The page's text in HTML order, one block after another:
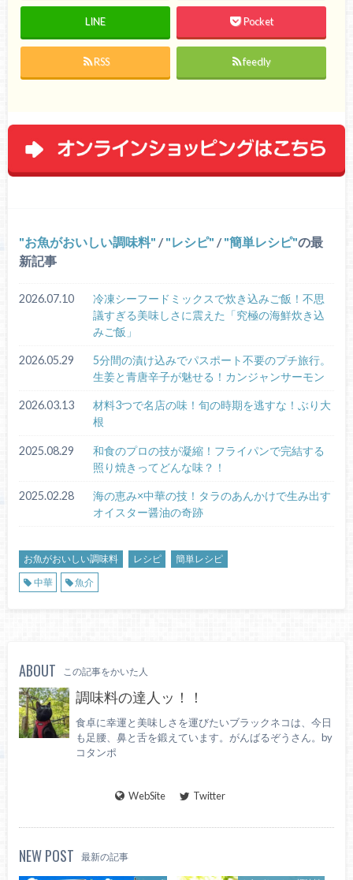
LINE Pocket
RSS feedly
お魚がおいしい調味料 / レシピ / 簡単レシピ の最
新記事
2026.07.10
冷凍シーフードミックスで炊き込みご飯！不思
議すぎる美味しさに震えた「究極の海鮮炊き込
みご飯」
2026.05.29
5分間の漬け込みでパスポート不要のプチ旅行。
生姜と青唐辛子が魅せる！カンジャンサーモン
2026.03.13
材料3つで名店の味！旬の時期を逃すな！ぶり大
根
2025.08.29
和食のプロの技が凝縮！フライパンで完結する
照り焼きってどんな味？！
2025.02.28
海の恵み×中華の技！タラのあんかけで生み出す
オイスター醤油の奇跡
お魚がおいしい調味料 レシピ
簡単レシピ
中華
魚介
ABOUT この記事をかいた人
調味料の達人ッ！！
食卓に幸運と美味しさを運びたいブラックネコは、今日
も足腰、鼻と舌を鍛えています。がんばるぞうさん。by
コタンポ
WebSite Twitter
NEW POST 最新の記事